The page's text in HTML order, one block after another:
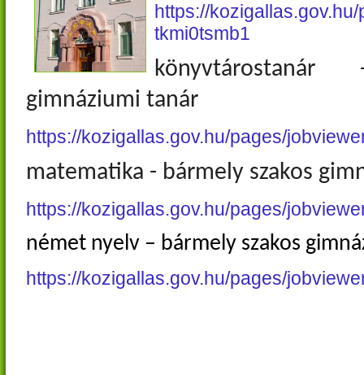
https://kozigallas.gov.hu/
tkmi0tsmb1
gimnáziumi tanár
https://kozigallas.gov.hu/pages/
matematika - bármely szakos
https://kozigallas.gov.hu/pages/
német nyelv – bármely szakos
https://kozigallas.gov.hu/pages/